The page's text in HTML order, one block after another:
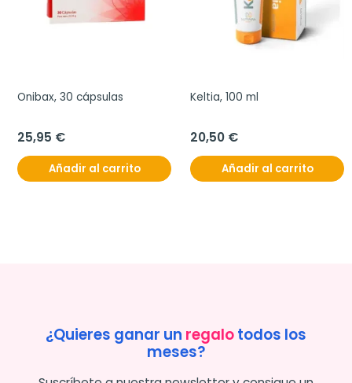
Onibax, 30 cápsulas
25,95 €
Añadir al carrito
Keltia, 100 ml
20,50 €
Añadir al carrito
¿Quieres ganar un regalotodos los
meses?